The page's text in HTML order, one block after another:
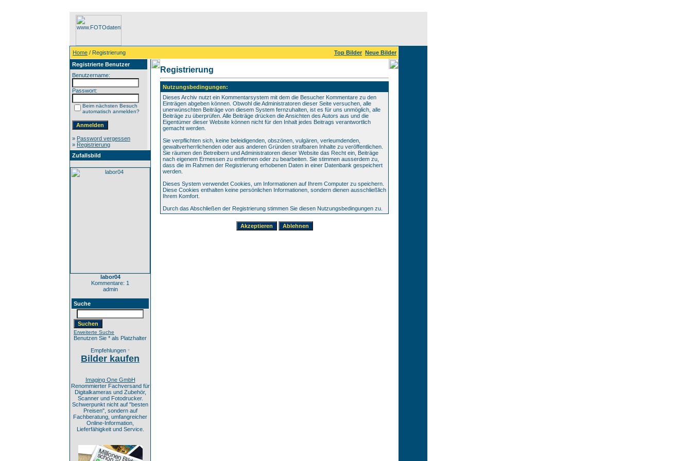
Home / Registrierung Top Bilder Neue Bilder
Registrierte Benutzer
Benutzername:
Passwort:
Beim nächsten Besuch
automatisch anmelden?
» Password vergessen
» Registrierung
Zufallsbild
labor04
Kommentare: 1
admin
Suche
Erweiterte Suche
Benutzen Sie * als Platzhalter
Empfehlungen *
Bilder kaufen
Imaging One GmbH
Renommierter Fachversand für
Digitalkameras und Zubehör,
Scanner und Fotodrucker.
Schwerpunkt nicht auf "besten
Preisen", sondern auf
Fachberatung, umfangreicher
Online-Information,
Lieferfähigkeit und Service.
Registrierung
Nutzungsbedingungen:
Dieses Archiv nutzt ein Kommentarsystem mit dem die Besucher Kommentare zu den
Einträgen abgeben können. Obwohl die Administratoren dieser Seite versuchen, alle
unerwünschten Beiträge von diesem System fernzuhalten, ist es für uns unmöglich, alle
Beiträge zu überprüfen. Alle Beiträge drücken die Ansichten des Autors aus und die
Eigentümer dieser Website können nicht für den Inhalt jedes Beitrags verantwortlich
gemacht werden.
Sie verpflichten sich, keine beleidigenden, obszönen, vulgären, verleumdenden,
gewaltverherrlichenden oder aus anderen Gründen strafbaren Inhalte zu veröffentlichen.
Sie räumen den Betreibern und Administratoren dieser Website das Recht ein, Beiträge
nach eigenem Ermessen zu entfernen oder zu bearbeiten. Sie stimmen ausserdem zu,
dass die im Rahmen der Registrierung erhobenen Daten in einer Datenbank gespeichert
werden.
Dieses System verwendet Cookies, um Informationen auf Ihrem Computer zu speichern.
Diese Cookies enthalten keine persönlichen Informationen, sondern dienen ausschließlich
Ihrem Komfort.
Durch das Abschließen der Registrierung stimmen Sie diesen Nutzungsbedingungen zu.